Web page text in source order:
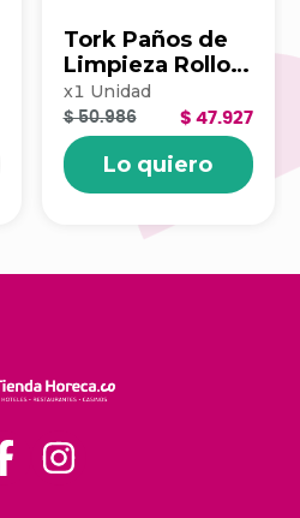
Tork Paños de
Limpieza Rollo x
100 203390
x1 Unidad
$ 47.927
$ 50.986
Lo quiero